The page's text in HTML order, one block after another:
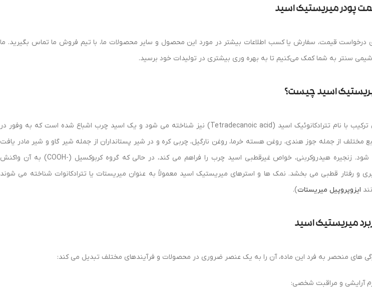
پودر میریستیک اسید
درخواست قیمت، سفارش یا کسب اطلاعات بیشتر در مورد این محصول و سایر محصولات ما، با تیم فروش ما تماس بگیرید. ما
سنتر به شما کمک می‌کنیم تا به بهره‌ وری بیشتری در تولیدات خود برسید.
اسید چیست؟
این ترکیب با نام تترادکانوئیک اسید (Tetradecanoic acid) نیز شناخته می شود و یک اسید چرب اشباع شده است که به وفور در
مختلف از جمله جوز هندی، روغن هسته خرما، روغن نارگیل، چربی کره و در شیر پستانداران از جمله شیر گاو و شیر مادر یافت
می شود. زنجیره هیدروکربنی، خواص غیرقطبی اسید چرب را فراهم می کند، در حالی که گروه کربوکسیل (-COOH) به آن واکنش
و رفتار قطبی می بخشد. نمک ها و استرهای میریستیک اسید معمولاً به عنوان میریستات یا تترادکانوات شناخته می شوند
ایزوپروپیل میریستات).
میریستیکاسید
های منحصر به فرد این ماده، آن را به یک عنصر ضروری در محصولات و فرآیندهای مختلف تبدیل می کند:
آرایشی و مراقبت شخصی: